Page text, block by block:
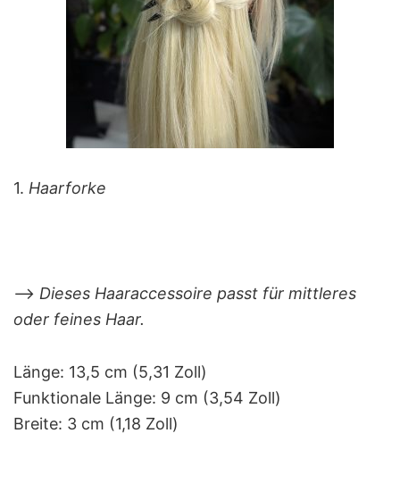
1. Haarforke
–> Dieses Haaraccessoire passt für mittleres
oder feines Haar.
Länge: 13,5 cm (5,31 Zoll)
Funktionale Länge: 9 cm (3,54 Zoll)
Breite: 3 cm (1,18 Zoll)